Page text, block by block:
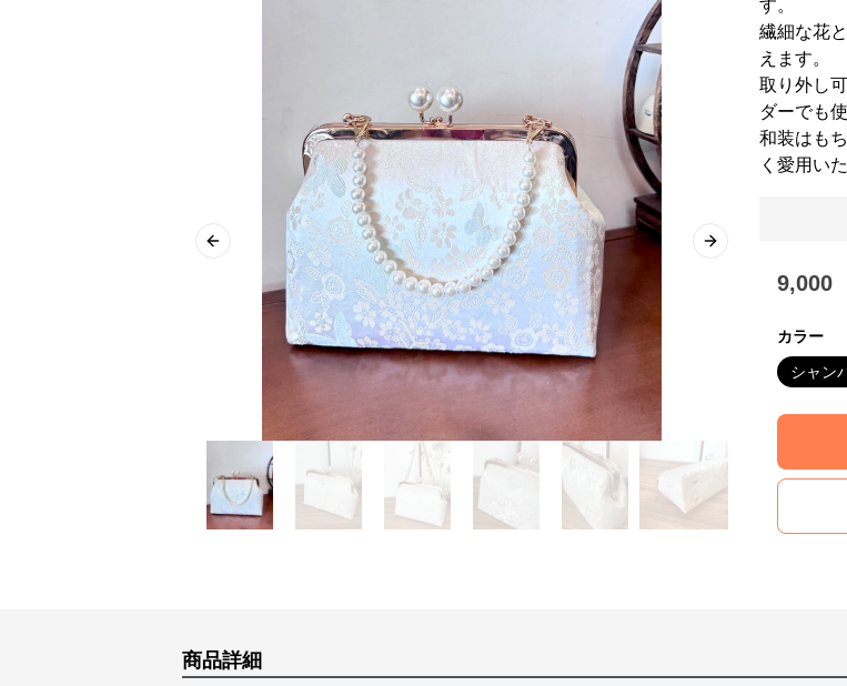
Previous slide Next slide
す。
繊細な花
えます。
取り外し
ダーでも
和装はも
く愛用い
9,000
カラー
シャン
商品詳細